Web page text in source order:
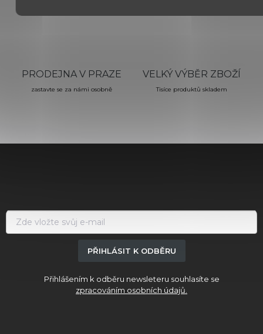
PRODEJNA V PRAZE
zastavte se za námi osobně
VELKÝ VÝBĚR ZBOŽÍ
Tisíce produktů skladem
PŘIHLÁSIT K ODBĚRU
Přihlášením k odběru newsleteru souhlasíte se
zpracováním osobních údajů.